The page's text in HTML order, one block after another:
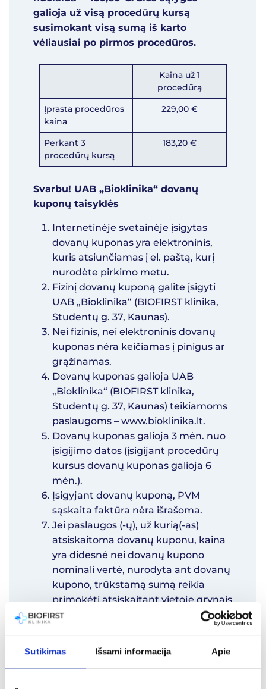
Sutikimas Išsami informacija Apie
galioja už visą procedūrų kursą
susimokant visą sumą iš karto
vėliausiai po pirmos procedūros.
Kaina už 1
procedūrą
Įprasta procedūros
kaina
229,00 €
Perkant 3
procedūrų kursą
183,20 €
Svarbu! UAB „Bioklinika“ dovanų
kuponų taisyklės
Internetinėje svetainėje įsigytas
dovanų kuponas yra elektroninis,
kuris atsiunčiamas į el. paštą, kurį
nurodėte pirkimo metu.
Fizinį dovanų kuponą galite įsigyti
UAB „Bioklinika“ (BIOFIRST klinika,
Studentų g. 37, Kaunas).
Nei fizinis, nei elektroninis dovanų
kuponas nėra keičiamas į pinigus ar
grąžinamas.
Dovanų kuponas galioja UAB
„Bioklinika“ (BIOFIRST klinika,
Studentų g. 37, Kaunas) teikiamoms
paslaugoms – www.bioklinika.lt.
Dovanų kuponas galioja 3 mėn. nuo
įsigijimo datos (įsigijant procedūrų
kursus dovanų kuponas galioja 6
mėn.).
Įsigyjant dovanų kuponą, PVM
sąskaita faktūra nėra išrašoma.
Jei paslaugos (-ų), už kurią(-as)
atsiskaitoma dovanų kuponu, kaina
yra didesnė nei dovanų kupono
nominali vertė, nurodyta ant dovanų
kupono, trūkstamą sumą reikia
primokėti atsiskaitant vietoje grynais
pinigais arba bankine kortele.
Jei dovanų kuponas nebuvo